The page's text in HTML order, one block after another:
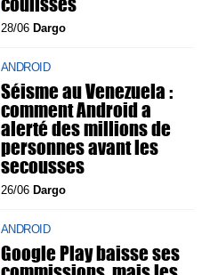
28/06 Dargo
ANDROID
Séisme au Venezuela :
comment Android a
alerté des millions de
personnes avant les
secousses
26/06 Dargo
ANDROID
Google Play baisse ses